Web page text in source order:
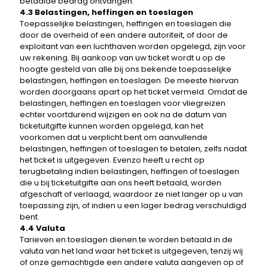
4.3 Belastingen, heffingen en toeslagen
Toepasselijke belastingen, heffingen en toeslagen die
door de overheid of een andere autoriteit, of door de
exploitant van een luchthaven worden opgelegd, zijn voor
uw rekening. Bij aankoop van uw ticket wordt u op de
hoogte gesteld van alle bij ons bekende toepasselijke
belastingen, heffingen en toeslagen. De meeste hiervan
worden doorgaans apart op het ticket vermeld. Omdat de
belastingen, heffingen en toeslagen voor vliegreizen
echter voortdurend wijzigen en ook na de datum van
ticketuitgifte kunnen worden opgelegd, kan het
voorkomen dat u verplicht bent om aanvullende
belastingen, heffingen of toeslagen te betalen, zelfs nadat
het ticket is uitgegeven. Evenzo heeft u recht op
terugbetaling indien belastingen, heffingen of toeslagen
die u bij ticketuitgifte aan ons heeft betaald, worden
afgeschaft of verlaagd, waardoor ze niet langer op u van
toepassing zijn, of indien u een lager bedrag verschuldigd
bent.
4.4 Valuta
Tarieven en toeslagen dienen te worden betaald in de
valuta van het land waar het ticket is uitgegeven, tenzij wij
of onze gemachtigde een andere valuta aangeven op of